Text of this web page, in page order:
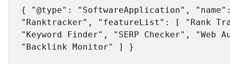
{ "@type": "SoftwareApplication",
"Ranktracker", "featureList": [ "Rank
"Keyword Finder", "SERP Checker", "Web
"Backlink Monitor" ] }